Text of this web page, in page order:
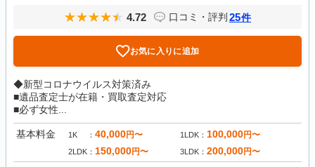
4.72 口コミ・評判 25件
お気に入りに追加
◆新型コロナウイルス対策済み
■遺品査定士が在籍・買取査定対応
■必ず女性...
基本料金 1K 40,000円〜 1LDK 100,000円〜
2LDK 150,000円〜 3LDK 200,000円〜